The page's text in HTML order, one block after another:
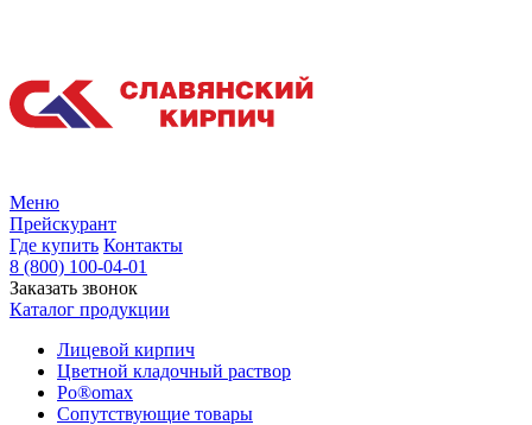
Меню
Прейскурант
Где купить Контакты
8 (800) 100-04-01
Заказать звонок
Каталог продукции
Лицевой кирпич
Цветной кладочный раствор
Po®omax
Сопутствующие товары